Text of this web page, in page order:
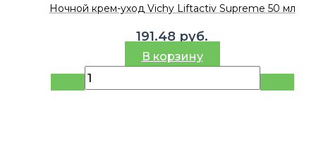
Ночной крем-уход Vichy Liftactiv Supreme 50 мл
191.48 руб.
В корзину